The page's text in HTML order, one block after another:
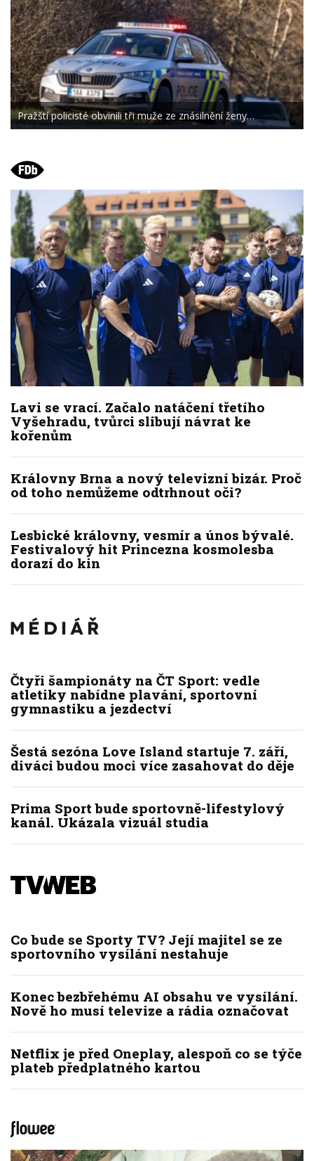
Pražští policisté obvinili tři muže ze znásilnění ženy…
Lavi se vrací. Začalo natáčení třetího
Vyšehradu, tvůrci slibují návrat ke
kořenům
Královny Brna a nový televizní bizár. Proč
od toho nemůžeme odtrhnout oči?
Lesbické královny, vesmír a únos bývalé.
Festivalový hit Princezna kosmolesba
dorazí do kin
Čtyři šampionáty na ČT Sport: vedle
atletiky nabídne plavání, sportovní
gymnastiku a jezdectví
Šestá sezóna Love Island startuje 7. září,
diváci budou moci více zasahovat do děje
Prima Sport bude sportovně-lifestylový
kanál. Ukázala vizuál studia
Co bude se Sporty TV? Její majitel se ze
sportovního vysílání nestahuje
Konec bezbřehému AI obsahu ve vysílání.
Nově ho musí televize a rádia označovat
Netflix je před Oneplay, alespoň co se týče
plateb předplatného kartou